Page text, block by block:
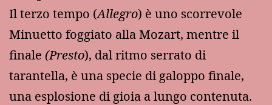
Il terzo tempo (Allegro) è uno scorrevole
Minuetto foggiato alla Mozart, mentre il
finale (Presto), dal ritmo serrato di
tarantella, è una specie di galoppo finale,
una esplosione di gioia a lungo contenuta.